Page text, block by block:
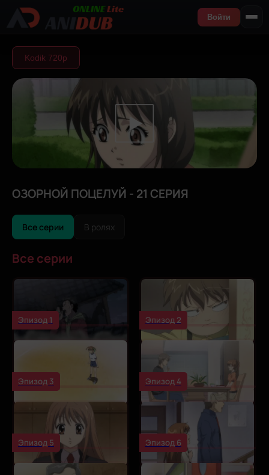
Войти
Kodik 720р
ОЗОРНОЙ ПОЦЕЛУЙ - 21 СЕРИЯ
Все серии В ролях
Все серии
Эпизод 1 Эпизод 2
Эпизод 3 Эпизод 4
Эпизод 5 Эпизод 6